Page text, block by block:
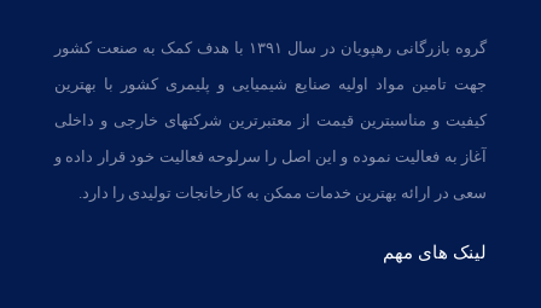
گروه بازرگانی رهپویان در سال ۱۳۹۱ با هدف کمک به صنعت کشور
جهت تامین مواد اولیه صنایع شیمیایی و پلیمری کشور با بهترین
کیفیت و مناسبترین قیمت از معتبرترین شرکتهای خارجی و داخلی
آغاز به فعالیت نموده و این اصل را سرلوحه فعالیت خود قرار داده و
سعی در ارائه بهترین خدمات ممکن به کارخانجات تولیدی را دارد.
لینک های مهم